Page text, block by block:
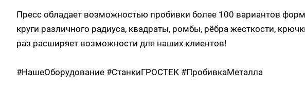
Пресс обладает возможностью пробивки более 100 вариантов
круги различного радиуса, квадраты, ромбы, рёбра жесткости,
раз расширяет возможности для наших клиентов!
#НашеОборудование #СтанкиГРОСТЕК #ПробивкаМеталла